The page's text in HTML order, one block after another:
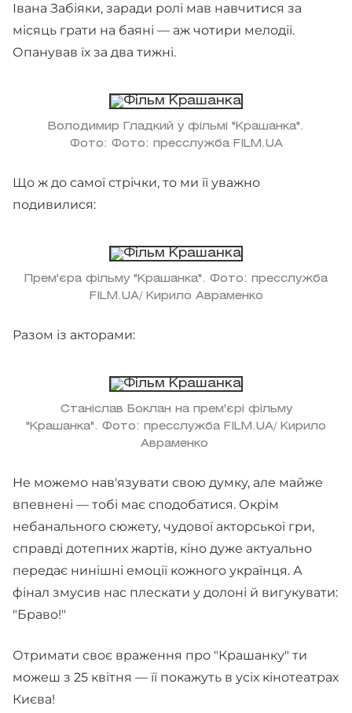
Івана Забіяки, заради ролі мав навчитися за
місяць грати на баяні — аж чотири мелодії.
Опанував їх за два тижні.
Володимир Гладкий у фільмі "Крашанка".
Фото: Фото: пресслужба FILM.UA
Що ж до самої стрічки, то ми її уважно
подивилися:
Прем'єра фільму "Крашанка". Фото: пресслужба
FILM.UA/ Кирило Авраменко
Разом із акторами:
Станіслав Боклан на прем'єрі фільму
"Крашанка". Фото: пресслужба FILM.UA/ Кирило
Авраменко
Не можемо нав'язувати свою думку, але майже
впевнені — тобі має сподобатися. Окрім
небанального сюжету, чудової акторської гри,
справді дотепних жартів, кіно дуже актуально
передає нинішні емоції кожного українця. А
фінал змусив нас плескати у долоні й вигукувати:
"Браво!"
Отримати своє враження про "Крашанку" ти
можеш з 25 квітня — її покажуть в усіх кінотеатрах
Києва!